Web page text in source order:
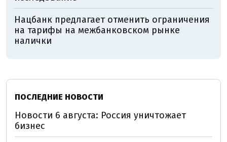
Нацбанк предлагает отменить ограничения
на тарифы на межбанковском рынке
налички
ПОСЛЕДНИЕ НОВОСТИ
Новости 6 августа: Россия уничтожает
бизнес